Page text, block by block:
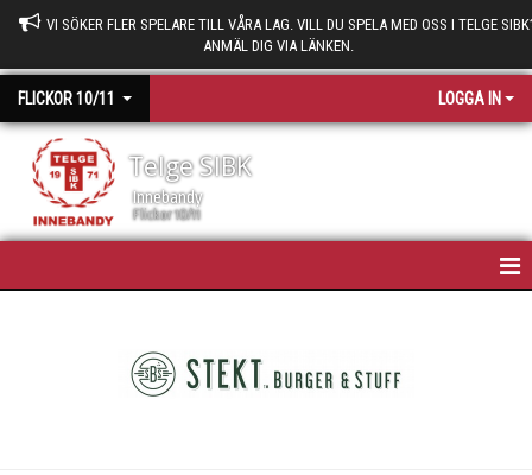
VI SÖKER FLER SPELARE TILL VÅRA LAG. VILL DU SPELA MED OSS I TELGE
ANMÄL DIG VIA LÄNKEN.
FLICKOR 10/11 LOGGA IN
Telge SIBK
Innebandy
Flickor 10/11